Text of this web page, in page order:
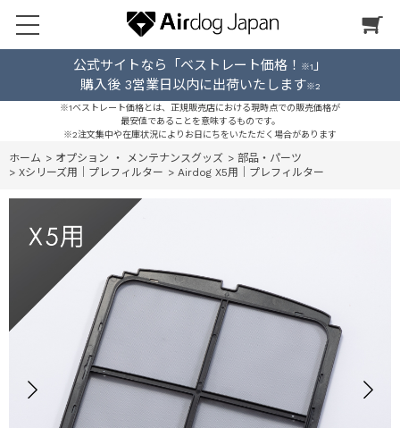
公式サイトなら「ベストレート価格！ ※1 」
購入後 3営業日以内に出荷いたします※2
※1ベストレート価格とは、正規販売店における現時点での販売価格が
最安値であることを意味するものです。
※2注文集中や在庫状況によりお日にちをいたただく場合があります
ホーム > オプション ・ メンテナンスグッズ > 部品・パーツ
> Xシリーズ用｜プレフィルター > Airdog X5用｜プレフィルター